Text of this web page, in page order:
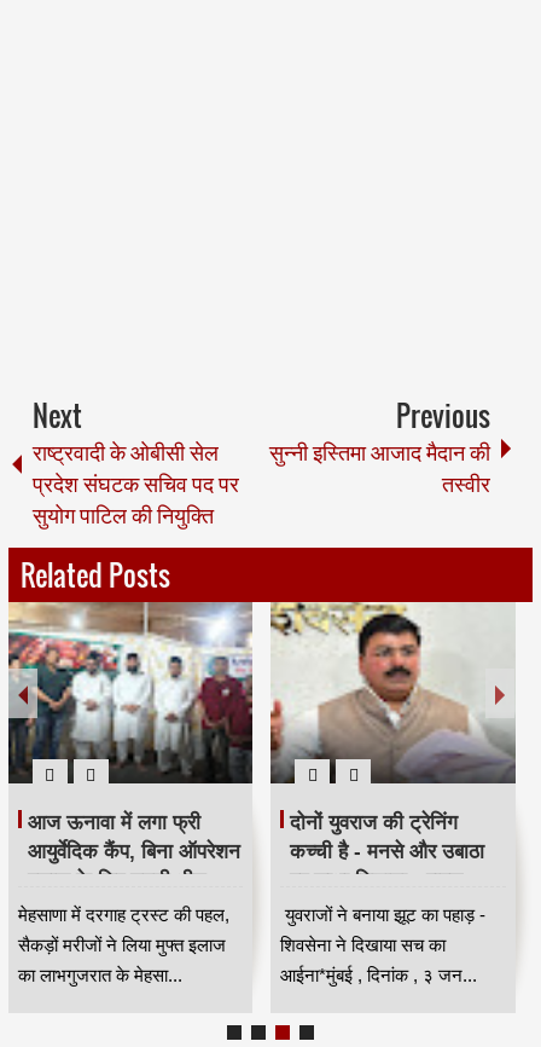
Next
राष्ट्रवादी के ओबीसी सेल
प्रदेश संघटक सचिव पद पर
सुयोग पाटिल की नियुक्ति
Previous
सुन्नी इस्तिमा आजाद मैदान की
तस्वीर
Related Posts
आज ऊनावा में लगा फ्री
आयुर्वेदिक कैंप, बिना ऑपरेशन
इलाज के लिए उमड़ी भीड़
HKA
मेहसाणा में दरगाह ट्रस्ट की पहल,
सैकड़ों मरीजों ने लिया मुफ्त इलाज
का लाभगुजरात के मेहसा...
दोनों युवराज की ट्रेनिंग
कच्ची है - मनसे और उबाठा
पर साधा निशाना - राहुल
शेवाले
युवराजों ने बनाया झूट का पहाड़ -
शिवसेना ने दिखाया सच का
आईना*मुंबई , दिनांक , ३ जन...